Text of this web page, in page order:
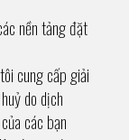
nền tảng đặt
cung cấp giải
do dịch
các bạn